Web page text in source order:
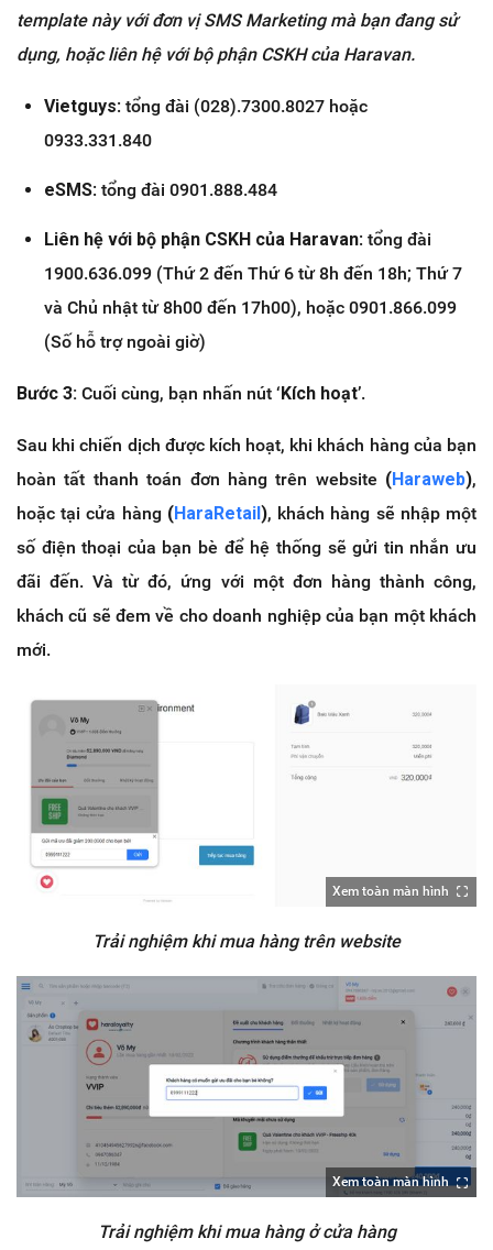
template này với đơn vị SMS Marketing mà bạn đang sử
dụng, hoặc liên hệ với bộ phận CSKH của Haravan.
Vietguys: tổng đài (028).7300.8027 hoặc
0933.331.840
eSMS: tổng đài 0901.888.484
Liên hệ với bộ phận CSKH của Haravan: tổng đài
1900.636.099 (Thứ 2 đến Thứ 6 từ 8h đến 18h; Thứ 7
và Chủ nhật từ 8h00 đến 17h00), hoặc 0901.866.099
(Số hỗ trợ ngoài giờ)
Bước 3: Cuối cùng, bạn nhấn nút ‘ Kích hoạt’.
Sau khi chiến dịch được kích hoạt, khi khách hàng của bạn
hoàn tất thanh toán đơn hàng trên website (Haraweb),
hoặc tại cửa hàng (HaraRetail ), khách hàng sẽ nhập một
số điện thoại của bạn bè để hệ thống sẽ gửi tin nhắn ưu
đãi đến. Và từ đó, ứng với một đơn hàng thành công,
khách cũ sẽ đem về cho doanh nghiệp của bạn một khách
mới.
Xem toàn màn hình
Trải nghiệm khi mua hàng trên website
Xem toàn màn hình
Trải nghiệm khi mua hàng ở cửa hàng